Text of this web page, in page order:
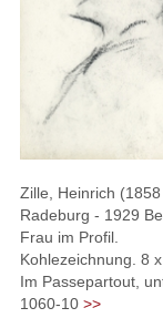
Zille, Heinrich (1858
Radeburg - 1929
Frau im Profil.
Kohlezeichnung. 8
Im Passepartout,
1060-10 >>